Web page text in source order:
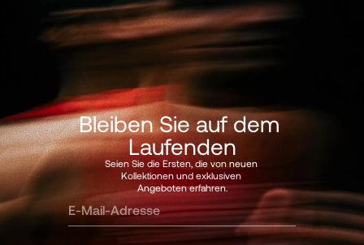
Bleiben Sie auf dem
Laufenden
Seien Sie die Ersten, die von neuen
Kollektionen und exklusiven
Angeboten erfahren.